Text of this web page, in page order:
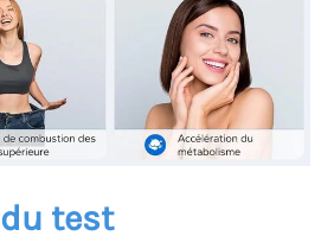
test